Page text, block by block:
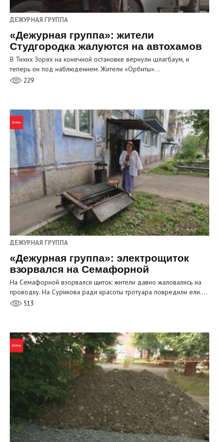
ДЕЖУРНАЯ ГРУППА
«Дежурная группа»: жители
Студгородка жалуются на автохамов
В Тихих Зорях на конечной остановке вернули шлагбаум, и
теперь он под наблюдением. Жители «Орбиты»…
229
ДЕЖУРНАЯ ГРУППА
«Дежурная группа»: электрощиток
взорвался на Семафорной
На Семафорной взорвался щиток: жители давно жаловались на
проводку. На Сурикова ради красоты тротуара повредили ели.…
513